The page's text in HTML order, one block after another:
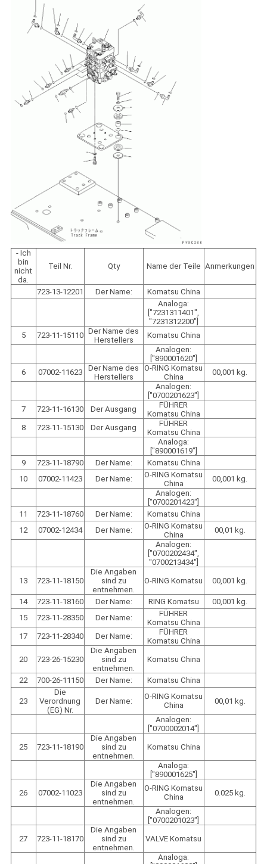
- Ich
bin
nicht
da.
Teil Nr. Qty Name der Teile Anmerkungen
723-13-12201 Der Name:
Komatsu China
Analoga:
["7231311401",
"7231312200"]
5
723-11-15110 Der Name des
Herstellers
Komatsu China
Analogen:
["890001620"]
6
07002-11623
Der Name des
Herstellers
O-RING Komatsu
China
00,001 kg.
Analogen:
["0700201623"]
7
723-11-16130 Der Ausgang
FÜHRER
Komatsu China
8
723-11-15130 Der Ausgang
FÜHRER
Komatsu China
Analoga:
["890001619"]
9
723-11-18790 Der Name:
Komatsu China
10
07002-11423 Der Name:
O-RING Komatsu
China
00,001 kg.
Analogen:
["0700201423"]
11
723-11-18760 Der Name:
Komatsu China
12
07002-12434 Der Name:
O-RING Komatsu
China
00,01 kg.
Analogen:
["0700202434",
"0700213434"]
13 723-11-18150
Die Angaben
sind zu
entnehmen.
O-RING Komatsu 00,001 kg.
14 723-11-18160 Der Name: RING Komatsu
00,001 kg.
15
723-11-28350 Der Name:
FÜHRER
Komatsu China
17
723-11-28340 Der Name:
FÜHRER
Komatsu China
20 723-26-15230
Die Angaben
sind zu
entnehmen.
Komatsu China
22 700-26-11150 Der Name: Komatsu China
23
Die
Verordnung
(EG) Nr.
Der Name:
O-RING Komatsu
China
00,01 kg.
Analogen:
["0700002014"]
25 723-11-18190
Die Angaben
sind zu
entnehmen.
Komatsu China
Analoga:
["890001625"]
26 07002-11023
Die Angaben
sind zu
entnehmen.
O-RING Komatsu
China
0.025 kg.
Analogen:
["0700201023"]
27 723-11-18170
Die Angaben
sind zu
entnehmen.
VALVE Komatsu
Analoga: